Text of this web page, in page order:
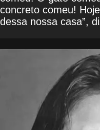
concreto comeu!
dessa nossa casa”,